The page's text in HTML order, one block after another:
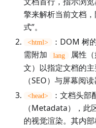
擎来解析当前文档
式”。
<html>
：DOM 树
需附加
lang 属性
文）以指定文档的
（SEO）与屏幕阅
<head>
：文档头
（Metadata），此
的视觉渲染。其内部